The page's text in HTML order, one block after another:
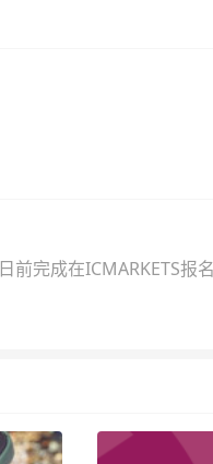
完成在ICMARKETS报